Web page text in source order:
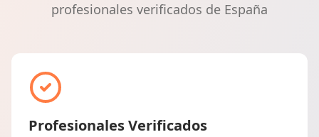
profesionales verificados de España
Profesionales Verificados